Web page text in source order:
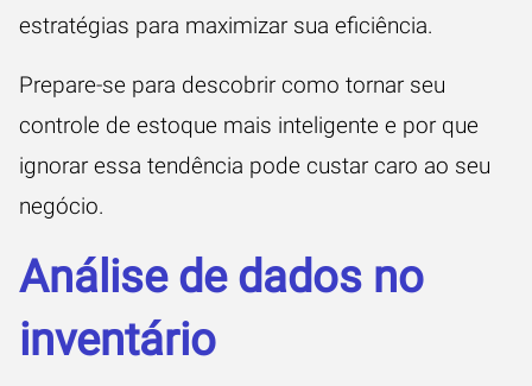
estratégias para maximizar sua eficiência.
Prepare-se para descobrir como tornar seu
controle de estoque mais inteligente e por que
ignorar essa tendência pode custar caro ao seu
negócio.
Análise de dados no
inventário